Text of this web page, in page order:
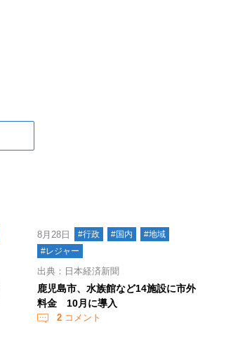
8月28日 #行政 #国内
#地域
#レジャー
出典：日本経済新聞
鹿児島市、水族館など14施設に市外
料金 10月に導入
2 コメント